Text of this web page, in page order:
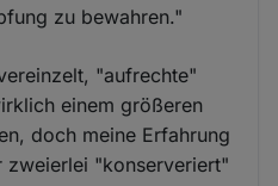
zu bewahren."
"aufrechte"
einem größeren
doch meine Erfahrung
zweierlei "konserveriert"